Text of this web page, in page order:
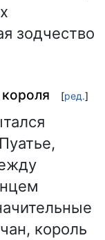
зодчество
[ред.]
король